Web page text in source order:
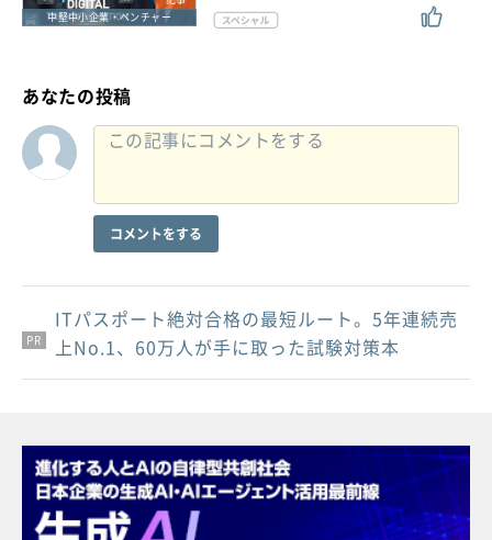
中堅中小企業・ベンチャー
あなたの投稿
コメントをする
PR
PR
PR
ITパスポート絶対合格の最短ルート。5年連続売
上No.1、60万人が手に取った試験対策本